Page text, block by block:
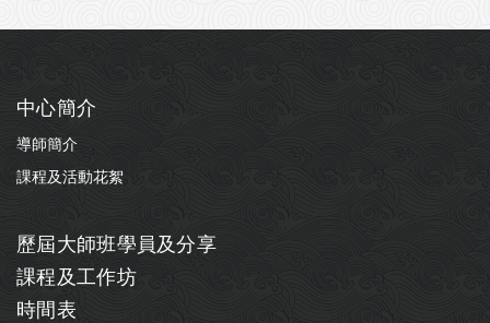
中心簡介
導師簡介
課程及活動花絮
歷屆大師班學員及分享
課程及工作坊
時間表